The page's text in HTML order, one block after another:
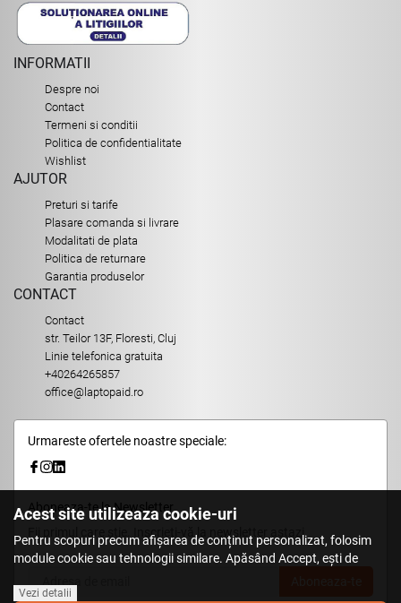
INFORMATII
Despre noi
Contact
Termeni si conditii
Politica de confidentialitate
Wishlist
AJUTOR
Preturi si tarife
Plasare comanda si livrare
Modalitati de plata
Politica de returnare
Garantia produselor
CONTACT
Contact
str. Teilor 13F, Floresti, Cluj
Linie telefonica gratuita
+40264265857
office@laptopaid.ro
Urmareste ofertele noastre speciale:
Aboneaza-te la Newsletter
Fii primul care stie. Inscrieti-vă la newsletter astazi.
Acest site utilizeaza cookie-uri
Pentru scopuri precum afișarea de conținut personalizat, folosim
module cookie sau tehnologii similare. Apăsând Accept, ești de
tehnologii similare. Află in sectiunea Politica de Cookies mai multe
Vezi detalii